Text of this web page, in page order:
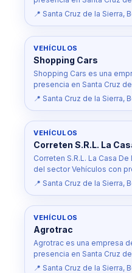
📍 Santa Cruz de la Sierra,
VEHÍCULOS
Shopping Cars
Shopping Cars es una
presencia en Santa Cruz
📍 Santa Cruz de la Sierra,
VEHÍCULOS
Correten S.R.L. La
Correten S.R.L. La Casa
del sector Vehículos con
📍 Santa Cruz de la Sierra,
VEHÍCULOS
Agrotrac
Agrotrac es una empresa
presencia en Santa Cruz
📍 Santa Cruz de la Sierra,